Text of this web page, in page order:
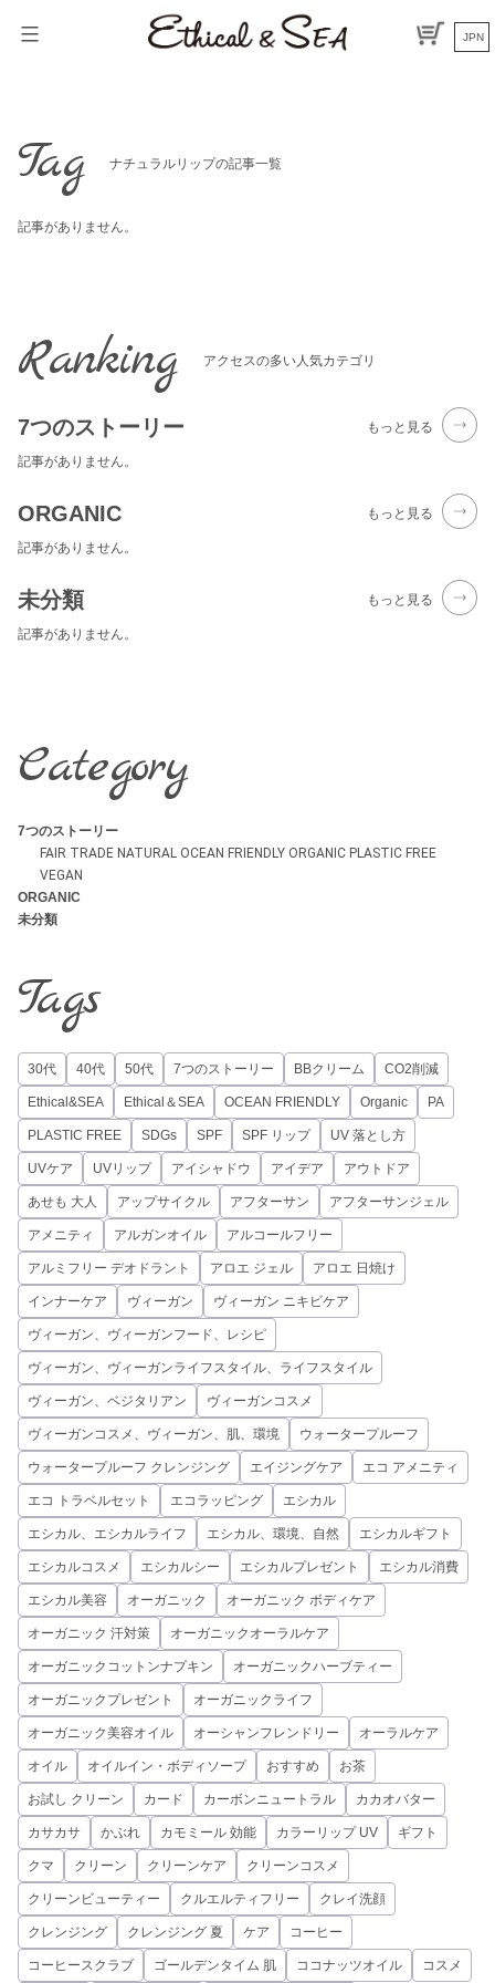
JPN
Tag ナチュラルリップの記事一覧
記事がありません。
Ranking アクセスの多い人気カテゴリ
7つのストーリー もっと見る
記事がありません。
ORGANIC もっと見る
記事がありません。
未分類 もっと見る
記事がありません。
Category
7つのストーリー
FAIR TRADE NATURAL OCEAN FRIENDLY ORGANIC PLASTIC FREE
VEGAN
ORGANIC
未分類
Tags
30代 40代 50代 7つのストーリー BBクリーム CO2削減
Ethical&SEA Ethical＆SEA OCEAN FRIENDLY Organic PA
PLASTIC FREE SDGs SPF SPF リップ UV 落とし方
UVケア UVリップ アイシャドウ アイデア アウトドア
あせも 大人 アップサイクル アフターサン アフターサンジェル
アメニティ アルガンオイル アルコールフリー
アルミフリー デオドラント アロエ ジェル アロエ 日焼け
インナーケア ヴィーガン ヴィーガン ニキビケア
ヴィーガン、ヴィーガンフード、レシピ
ヴィーガン、ヴィーガンライフスタイル、ライフスタイル
ヴィーガン、ベジタリアン ヴィーガンコスメ
ヴィーガンコスメ、ヴィーガン、肌、環境 ウォータープルーフ
ウォータープルーフ クレンジング エイジングケア エコ アメニティ
エコ トラベルセット エコラッピング エシカル
エシカル、エシカルライフ エシカル、環境、自然 エシカルギフト
エシカルコスメ エシカルシー エシカルプレゼント エシカル消費
エシカル美容 オーガニック オーガニック ボディケア
オーガニック 汗対策 オーガニックオーラルケア
オーガニックコットンナプキン オーガニックハーブティー
オーガニックプレゼント オーガニックライフ
オーガニック美容オイル オーシャンフレンドリー オーラルケア
オイル オイルイン・ボディソープ おすすめ お茶
お試し クリーン カード カーボンニュートラル カカオバター
カサカサ かぶれ カモミール 効能 カラーリップ UV ギフト
クマ クリーン クリーンケア クリーンコスメ
クリーンビューティー クルエルティフリー クレイ洗顔
クレンジング クレンジング 夏 ケア コーヒー
コーヒースクラブ ゴールデンタイム 肌 ココナッツオイル コスメ